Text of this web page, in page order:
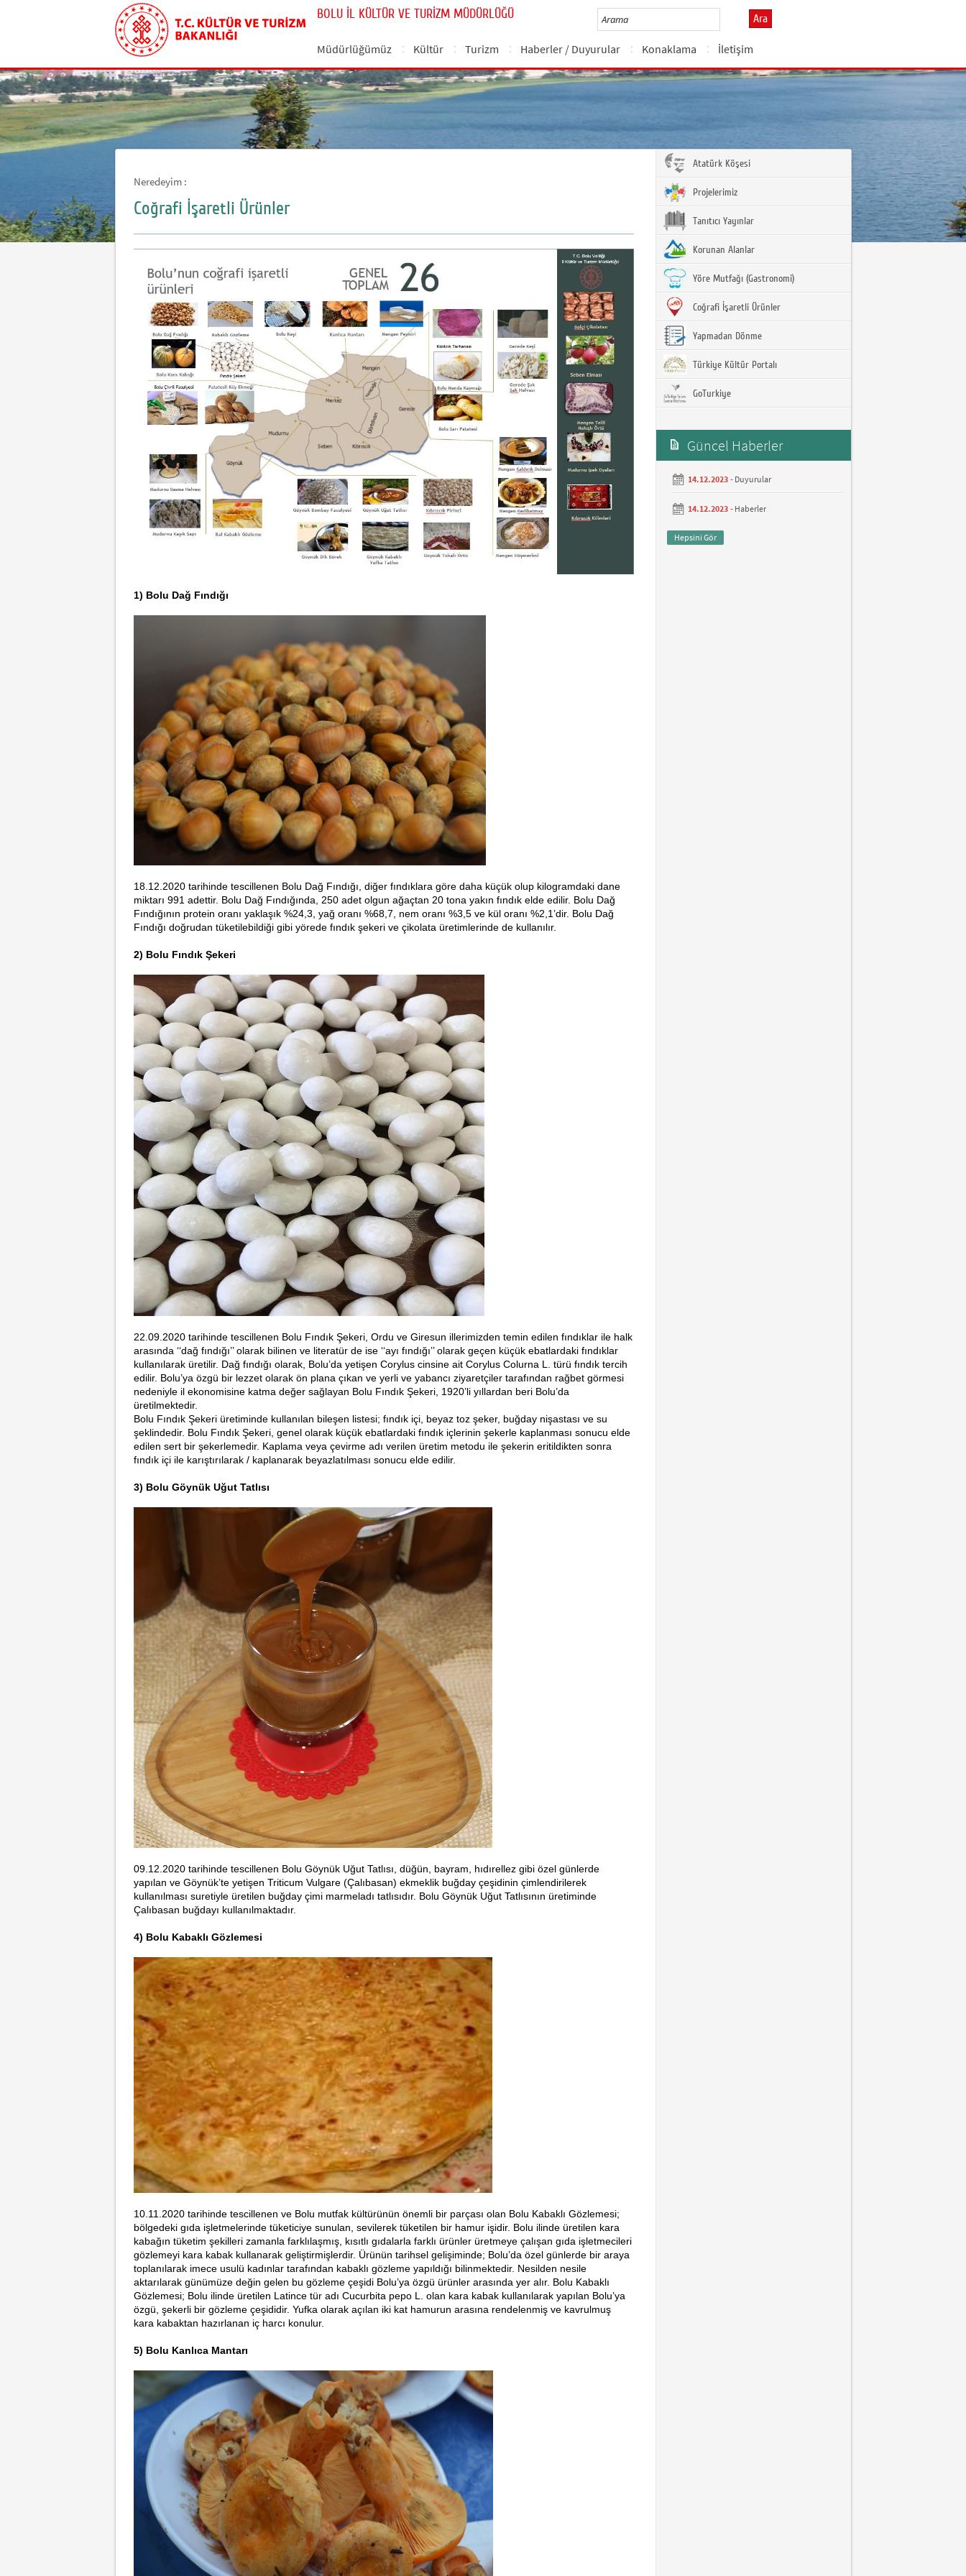
BOLU İL KÜLTÜR VE TURİZM MÜDÜRLÜĞÜ Ara
Müdürlüğümüz Kültür Turizm Haberler / Duyurular Konaklama İletişim
Neredeyim :
Coğrafi İşaretli Ürünler
1) Bolu Dağ Fındığı
18.12.2020 tarihinde tescillenen Bolu Dağ Fındığı, diğer fındıklara göre daha küçük olup kilogramdaki dane
miktarı 991 adettir. Bolu Dağ Fındığında, 250 adet olgun ağaçtan 20 tona yakın fındık elde edilir. Bolu Dağ
Fındığının protein oranı yaklaşık %24,3, yağ oranı %68,7, nem oranı %3,5 ve kül oranı %2,1’dir. Bolu Dağ
Fındığı doğrudan tüketilebildiği gibi yörede fındık şekeri ve çikolata üretimlerinde de kullanılır.
2) Bolu Fındık Şekeri
22.09.2020 tarihinde tescillenen Bolu Fındık Şekeri, Ordu ve Giresun illerimizden temin edilen fındıklar ile halk
arasında ‘‘dağ fındığı’’ olarak bilinen ve literatür de ise ‘‘ayı fındığı’’ olarak geçen küçük ebatlardaki fındıklar
kullanılarak üretilir. Dağ fındığı olarak, Bolu’da yetişen Corylus cinsine ait Corylus Colurna L. türü fındık tercih
edilir. Bolu’ya özgü bir lezzet olarak ön plana çıkan ve yerli ve yabancı ziyaretçiler tarafından rağbet görmesi
nedeniyle il ekonomisine katma değer sağlayan Bolu Fındık Şekeri, 1920’li yıllardan beri Bolu’da
üretilmektedir.
Bolu Fındık Şekeri üretiminde kullanılan bileşen listesi; fındık içi, beyaz toz şeker, buğday nişastası ve su
şeklindedir. Bolu Fındık Şekeri, genel olarak küçük ebatlardaki fındık içlerinin şekerle kaplanması sonucu elde
edilen sert bir şekerlemedir. Kaplama veya çevirme adı verilen üretim metodu ile şekerin eritildikten sonra
fındık içi ile karıştırılarak / kaplanarak beyazlatılması sonucu elde edilir.
3) Bolu Göynük Uğut Tatlısı
09.12.2020 tarihinde tescillenen Bolu Göynük Uğut Tatlısı, düğün, bayram, hıdırellez gibi özel günlerde
yapılan ve Göynük’te yetişen Triticum Vulgare (Çalıbasan) ekmeklik buğday çeşidinin çimlendirilerek
kullanılması suretiyle üretilen buğday çimi marmeladı tatlısıdır. Bolu Göynük Uğut Tatlısının üretiminde
Çalıbasan buğdayı kullanılmaktadır.
4) Bolu Kabaklı Gözlemesi
10.11.2020 tarihinde tescillenen ve Bolu mutfak kültürünün önemli bir parçası olan Bolu Kabaklı Gözlemesi;
bölgedeki gıda işletmelerinde tüketiciye sunulan, sevilerek tüketilen bir hamur işidir. Bolu ilinde üretilen kara
kabağın tüketim şekilleri zamanla farklılaşmış, kısıtlı gıdalarla farklı ürünler üretmeye çalışan gıda işletmecileri
gözlemeyi kara kabak kullanarak geliştirmişlerdir. Ürünün tarihsel gelişiminde; Bolu’da özel günlerde bir araya
toplanılarak imece usulü kadınlar tarafından kabaklı gözleme yapıldığı bilinmektedir. Nesilden nesile
aktarılarak günümüze değin gelen bu gözleme çeşidi Bolu’ya özgü ürünler arasında yer alır. Bolu Kabaklı
Gözlemesi; Bolu ilinde üretilen Latince tür adı Cucurbita pepo L. olan kara kabak kullanılarak yapılan Bolu’ya
özgü, şekerli bir gözleme çeşididir. Yufka olarak açılan iki kat hamurun arasına rendelenmiş ve kavrulmuş
kara kabaktan hazırlanan iç harcı konulur.
5) Bolu Kanlıca Mantarı
Atatürk Köşesi
Projelerimiz
Tanıtıcı Yayınlar
Korunan Alanlar
Yöre Mutfağı (Gastronomi)
Coğrafi İşaretli Ürünler
Yapmadan Dönme
Türkiye Kültür Portalı
GoTurkiye
Güncel Haberler
14.12.2023 - Duyurular
14.12.2023 - Haberler
Hepsini Gör